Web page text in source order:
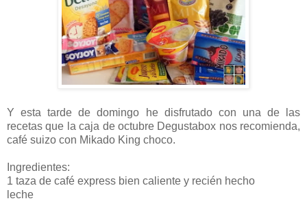
Y esta tarde de domingo he disfrutado con una de las
recetas que la caja de octubre Degustabox nos recomienda,
café suizo con Mikado King choco.
Ingredientes:
1 taza de café express bien caliente y recién hecho
leche